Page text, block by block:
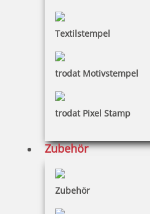
Textilstempel
trodat Motivstempel
trodat Pixel Stamp
Zubehör
Zubehör